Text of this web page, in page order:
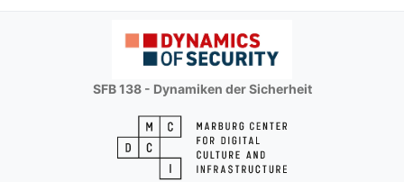
SFB 138 - Dynamiken der Sicherheit